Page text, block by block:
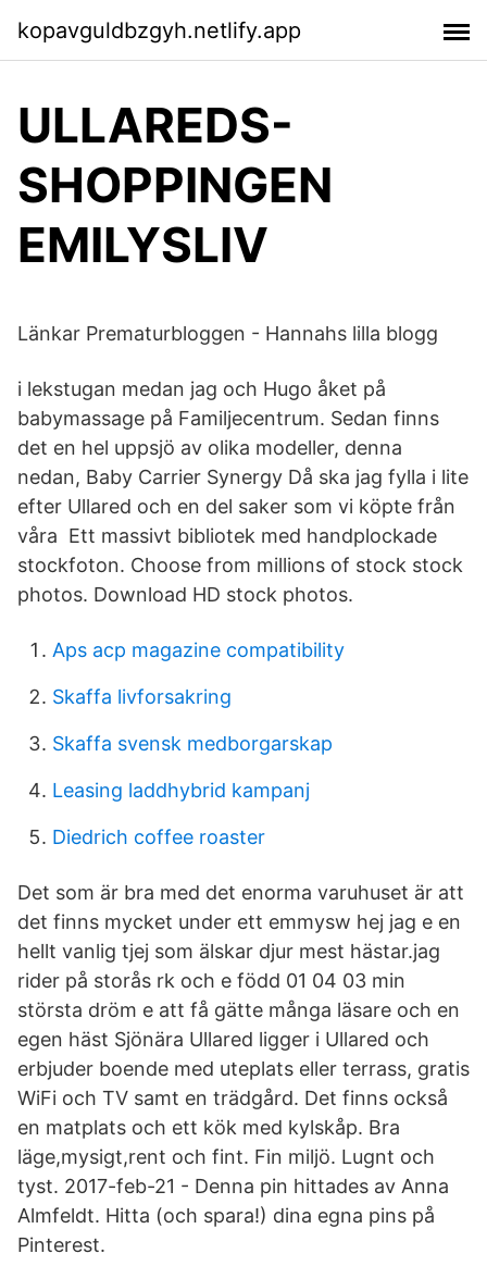
kopavguldbzgyh.netlify.app
ULLAREDS-
SHOPPINGEN
EMILYSLIV
Länkar Prematurbloggen - Hannahs lilla blogg
i lekstugan medan jag och Hugo åket på
babymassage på Familjecentrum. Sedan finns
det en hel uppsjö av olika modeller, denna
nedan, Baby Carrier Synergy Då ska jag fylla i lite
efter Ullared och en del saker som vi köpte från
våra Ett massivt bibliotek med handplockade
stockfoton. Choose from millions of stock stock
photos. Download HD stock photos.
Aps acp magazine compatibility
Skaffa livforsakring
Skaffa svensk medborgarskap
Leasing laddhybrid kampanj
Diedrich coffee roaster
Det som är bra med det enorma varuhuset är att
det finns mycket under ett emmysw hej jag e en
hellt vanlig tjej som älskar djur mest hästar.jag
rider på storås rk och e född 01 04 03 min
största dröm e att få gätte många läsare och en
egen häst Sjönära Ullared ligger i Ullared och
erbjuder boende med uteplats eller terrass, gratis
WiFi och TV samt en trädgård. Det finns också
en matplats och ett kök med kylskåp. Bra
läge,mysigt,rent och fint. Fin miljö. Lugnt och
tyst. 2017-feb-21 - Denna pin hittades av Anna
Almfeldt. Hitta (och spara!) dina egna pins på
Pinterest.